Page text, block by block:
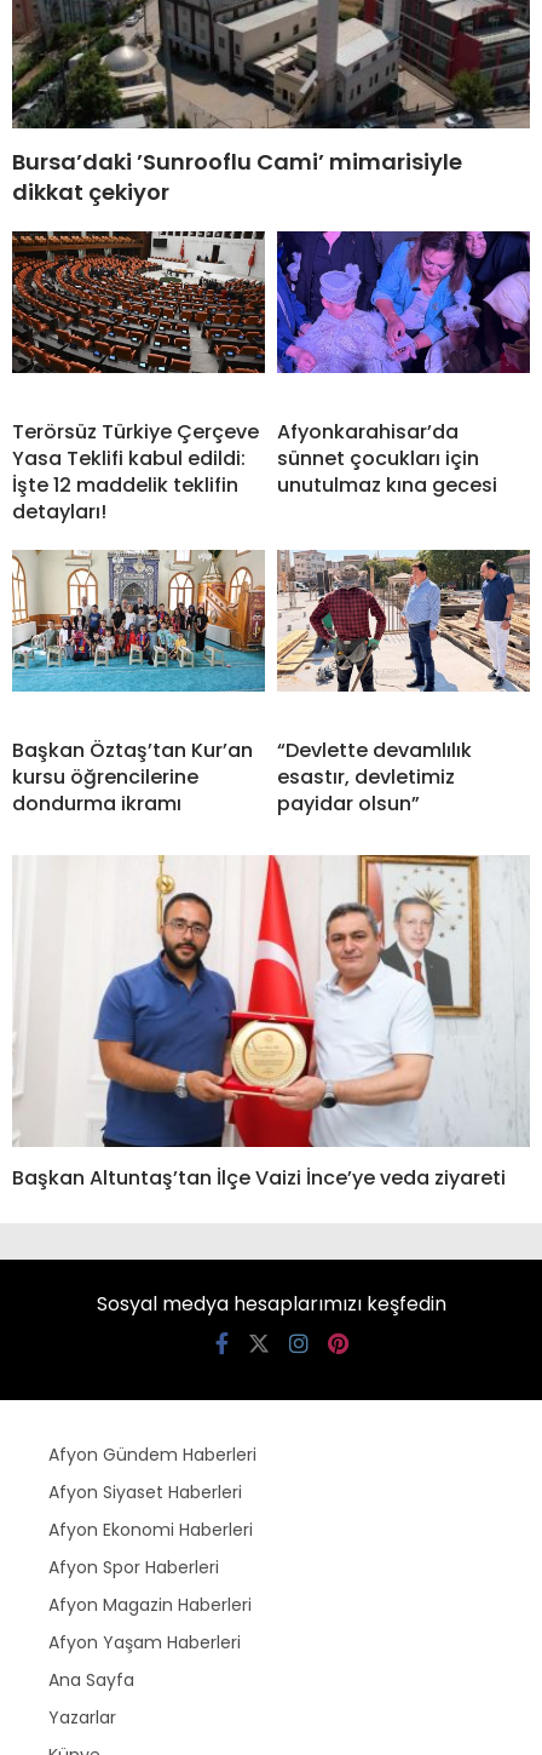
Bursa’daki ’Sunrooflu Cami’ mimarisiyle
dikkat çekiyor
Terörsüz Türkiye Çerçeve
Yasa Teklifi kabul edildi:
İşte 12 maddelik teklifin
detayları!
Afyonkarahisar’da
sünnet çocukları için
unutulmaz kına gecesi
Başkan Öztaş’tan Kur’an
kursu öğrencilerine
dondurma ikramı
“Devlette devamlılık
esastır, devletimiz
payidar olsun”
Başkan Altuntaş’tan İlçe Vaizi İnce’ye veda ziyareti
Sosyal medya hesaplarımızı keşfedin
Afyon Gündem Haberleri
Afyon Siyaset Haberleri
Afyon Ekonomi Haberleri
Afyon Spor Haberleri
Afyon Magazin Haberleri
Afyon Yaşam Haberleri
Ana Sayfa
Yazarlar